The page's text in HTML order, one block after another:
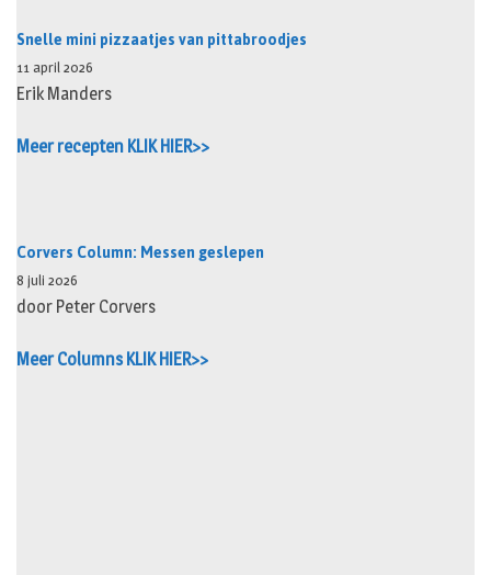
Snelle mini pizzaatjes van pittabroodjes
11 april 2026
Erik Manders
Meer recepten KLIK HIER>>
Corvers Column: Messen geslepen
8 juli 2026
door Peter Corvers
Meer Columns KLIK HIER>>